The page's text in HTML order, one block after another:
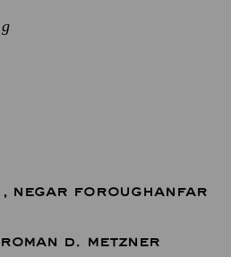
, NEGAR FOROUGHANFAR
ROMAN D. METZNER